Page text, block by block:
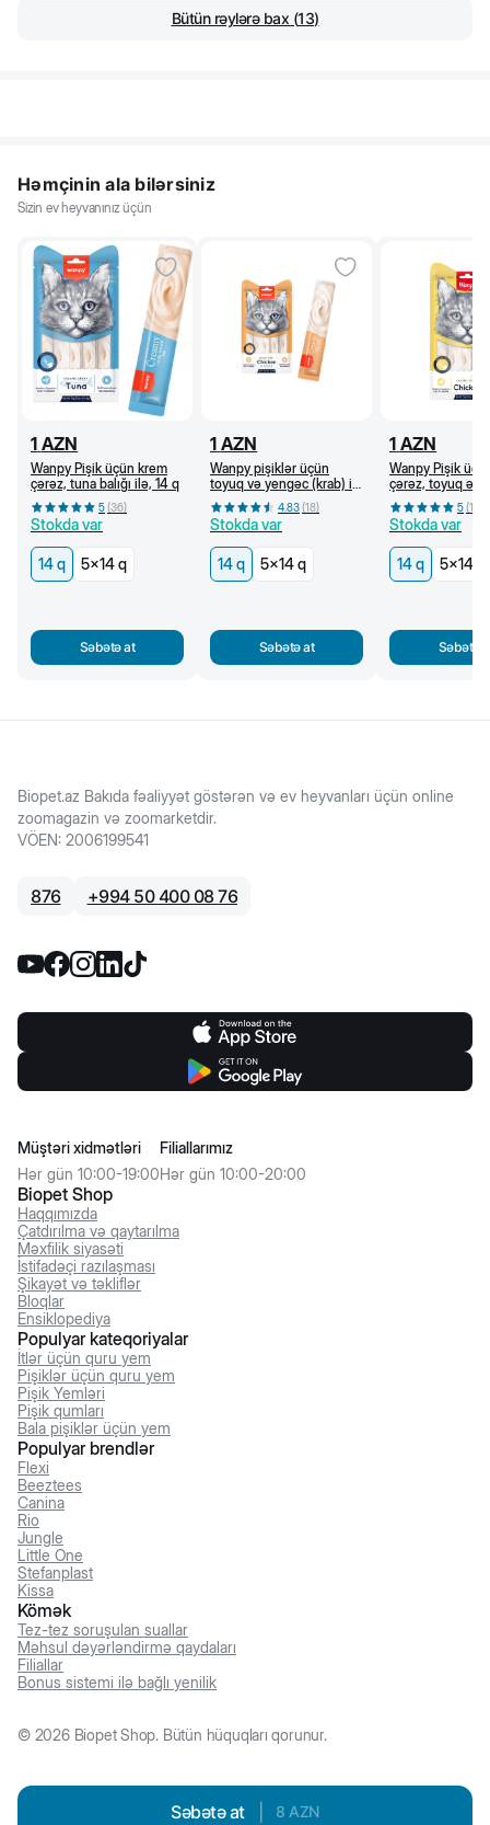
Səbətə at 8 AZN
Bütün rəylərə bax (13)
Həmçinin ala bilərsiniz
Sizin ev heyvanınız üçün
1 AZN
Wanpy Pişik üçün krem
çərəz, tuna balığı ilə, 14 q
5(36)
Stokda var
14 q 5x14 q
Səbətə at
1 AZN
Wanpy pişiklər üçün
toyuq və yengəc (krab) ilə
krem çərəz, 14 q
4.83(18)
Stokda var
14 q 5x14 q
Səbətə at
1 AZN
Wanpy Pişik
çərəz, toyuq əti
5(18
Stokda var
14 q 5x14 q
Səbətə
Biopet.az Bakıda fəaliyyət göstərən və ev heyvanları üçün online
zoomagazin və zoomarketdir.
VÖEN: 2006199541
876 +994 50 400 08 76
Biopet Shop
Haqqımızda
Çatdırılma və qaytarılma
Məxfilik siyasəti
İstifadəçi razılaşması
Şikayət və təkliflər
Bloqlar
Ensiklopediya
Müştəri xidmətləri
Hər gün 10:00-19:00
Filiallarımız
Hər gün 10:00-20:00
Populyar kateqoriyalar
İtlər üçün quru yem
Pişiklər üçün quru yem
Pişik Yemləri
Pişik qumları
Bala pişiklər üçün yem
Populyar brendlər
Flexi
Beeztees
Canina
Rio
Jungle
Little One
Stefanplast
Kissa
Kömək
Tez-tez soruşulan suallar
Məhsul dəyərləndirmə qaydaları
Filiallar
Bonus sistemi ilə bağlı yenilik
© 2026Biopet Shop. Bütün hüquqları qorunur.